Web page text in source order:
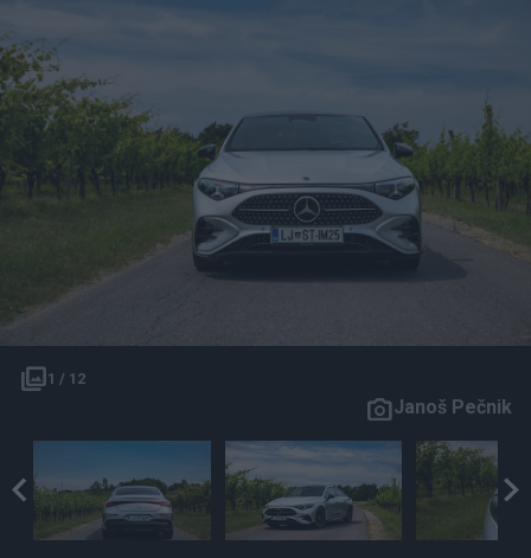
1 / 12
Janoš Pečnik